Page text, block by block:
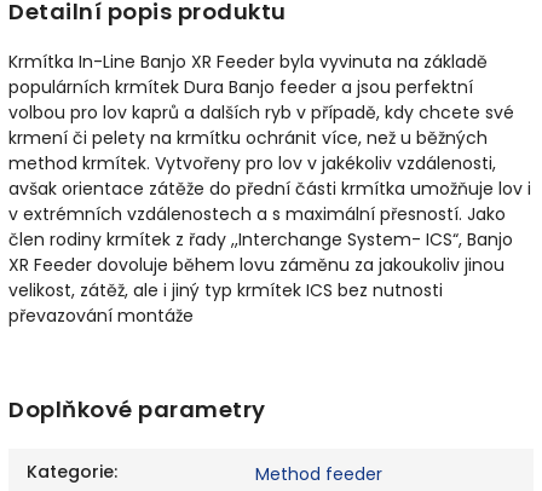
Detailní popis produktu
Krmítka In-Line Banjo XR Feeder byla vyvinuta na základě
populárních krmítek Dura Banjo feeder a jsou perfektní
volbou pro lov kaprů a dalších ryb v případě, kdy chcete své
krmení či pelety na krmítku ochránit více, než u běžných
method krmítek. Vytvořeny pro lov v jakékoliv vzdálenosti,
avšak orientace zátěže do přední části krmítka umožňuje lov i
v extrémních vzdálenostech a s maximální přesností. Jako
člen rodiny krmítek z řady ,,Interchange System- ICS“, Banjo
XR Feeder dovoluje během lovu záměnu za jakoukoliv jinou
velikost, zátěž, ale i jiný typ krmítek ICS bez nutnosti
převazování montáže
Doplňkové parametry
Kategorie:
Method feeder